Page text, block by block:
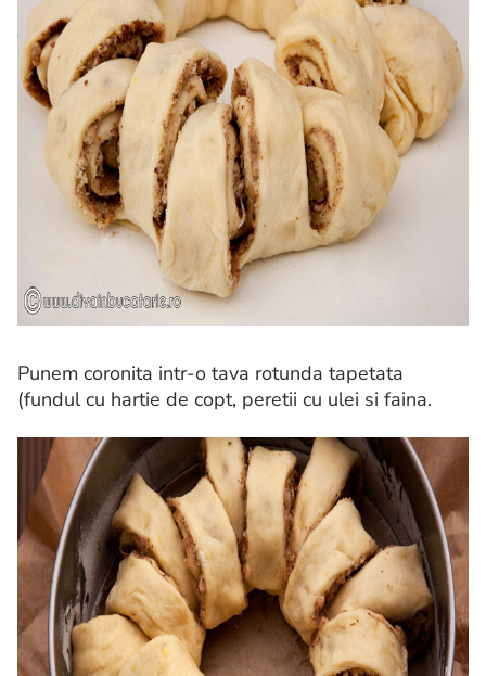
Punem coronita intr-o tava rotunda tapetata
(fundul cu hartie de copt, peretii cu ulei si faina.